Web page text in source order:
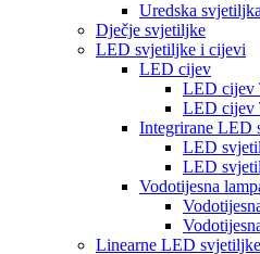
Uredska svjetiljka
Dječje svjetiljke
LED svjetiljke i cijevi
LED cijev
LED cijev
LED cijev
Integrirane LED
LED
LED
Vodotijesna
Linearne LED svjetiljke